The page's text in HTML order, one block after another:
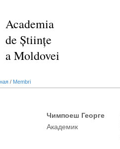
Academia
de Științe
a Moldovei
/ Membri
Чимпоеш Георге
Академик